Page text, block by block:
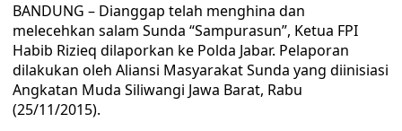
BANDUNG – Dianggap telah menghina dan
melecehkan salam Sunda “Sampurasun”, Ketua FPI
Habib Rizieq dilaporkan ke Polda Jabar. Pelaporan
dilakukan oleh Aliansi Masyarakat Sunda yang diinisiasi
Angkatan Muda Siliwangi Jawa Barat, Rabu
(25/11/2015).